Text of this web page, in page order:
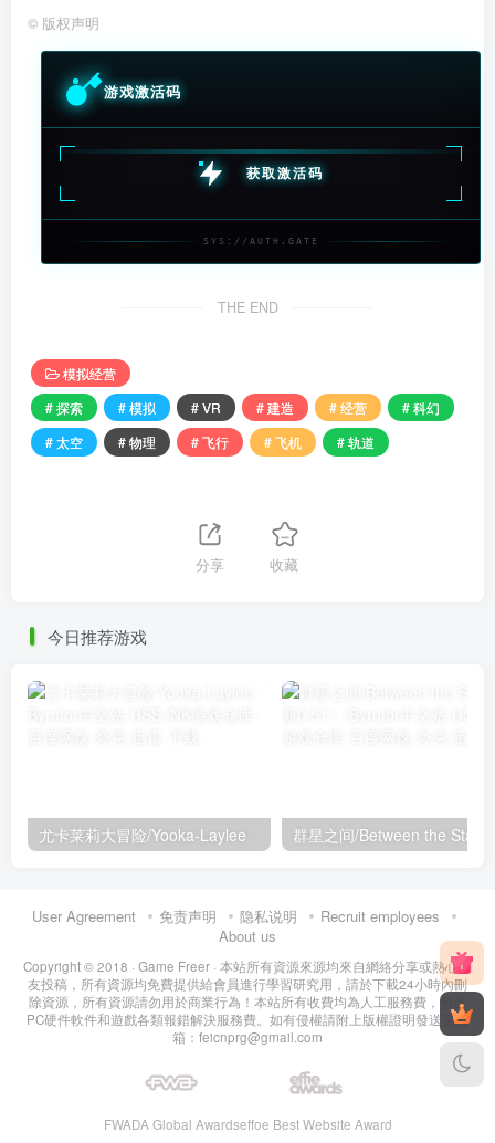
© 版权声明
游戏激活码
获取激活码
SYS://AUTH.GATE
THE END
模拟经营
# 探索
# 模拟 # VR # 建造 # 经营
# 科幻
# 太空
# 物理 # 飞行 # 飞机 # 轨道
分享 收藏
今日推荐游戏
尤卡莱莉大冒险/Yooka-Laylee
User Agreement 免责声明 隐私说明
Recruit employees
About us
Copyright © 2018 · Game Freer · 本站所有資源來源均來自網絡分享或熱心網
友投稿，所有資源均免費提供給會員進行學習研究用，請於下載24小時內刪
除資源，所有資源請勿用於商業行為！本站所有收費均為人工服務費，包含
PC硬件軟件和遊戲各類報錯解決服務費。如有侵權請附上版權證明發送至郵
箱：feicnprg@gmail.com
FWADA Global Awardseffoe Best Website Award